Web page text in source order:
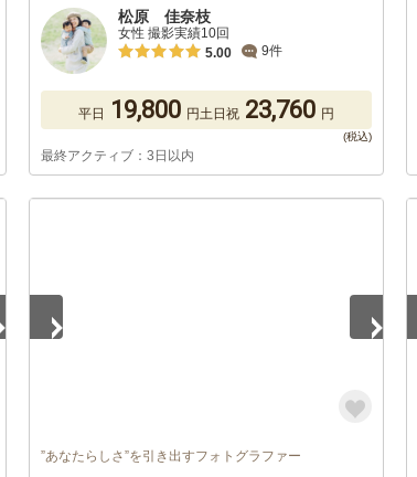
松原 佳奈枝
女性 撮影実績10回
5.00
9件
平日 19,800 円土日祝 23,760 円
最終アクティブ：3日以内
”あなたらしさ”を引き出すフォトグラファー